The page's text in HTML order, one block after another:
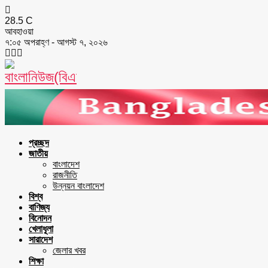
28.5 C
আবহাওয়া
৭:০৫ অপরাহ্ণ - আগস্ট ৭, ২০২৬
Facebook
Twitter
প্রচ্ছদ
জাতীয়
বাংলাদেশ
রাজনীতি
উন্নয়ন বাংলাদেশ
বিশ্ব
বাণিজ্য
বিনোদন
খেলাধূলা
সারাদেশ
জেলার খবর
শিক্ষা